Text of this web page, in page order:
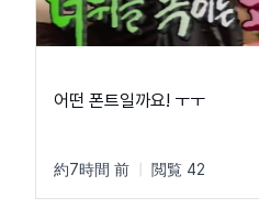
어떤 폰트일까요! ㅜㅜ
約7時間 前 閲覧 42